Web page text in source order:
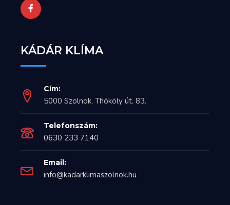
KÁDÁR KLÍMA
Cím:
5000 Szolnok, Thököly út. 83.
Telefonszám:
0630 233 7140
Email:
info@kadarklimaszolnok.hu